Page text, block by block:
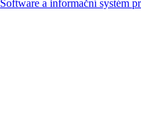
Software a informační systém